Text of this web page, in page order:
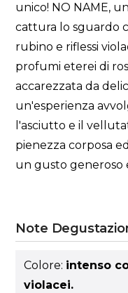
unico! NO NAME,
cattura lo sguardo
rubino e riflessi
profumi eterei di
accarezzata da
un'esperienza
l'asciutto e il
pienezza corposa
un gusto generoso
Note
Colore: intenso
violacei.